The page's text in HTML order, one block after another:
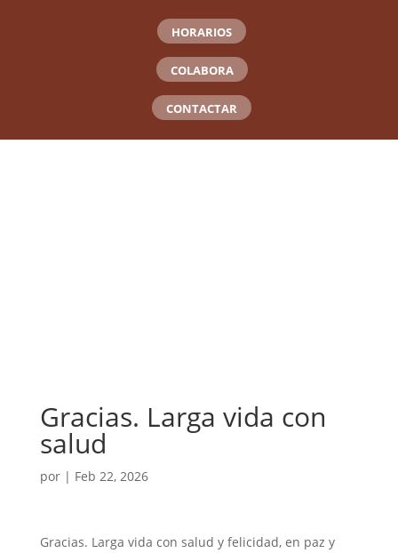
HORARIOS
COLABORA
CONTACTAR
Gracias. Larga vida con
salud
por | Feb 22, 2026
Gracias. Larga vida con salud y felicidad, en paz y